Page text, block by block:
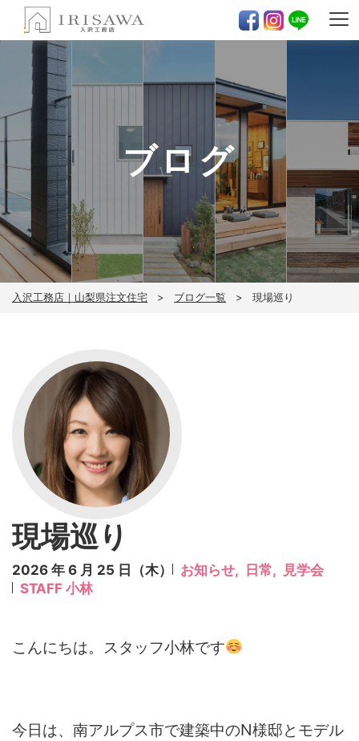
ブログ
入沢工務店｜山梨県注文住宅 ブログ一覧 現場巡り
現場巡り
2026 年 6 月 25 日（木） お知らせ, 日常, 見学会
STAFF 小林
こんにちは。スタッフ小林です
今日は、南アルプス市で建築中のN様邸とモデル